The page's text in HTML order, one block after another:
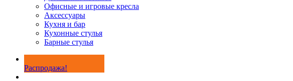
Офисные и игровые кресла
Аксессуары
Кухня и бар
Кухонные стулья
Барные стулья
Распродажа!